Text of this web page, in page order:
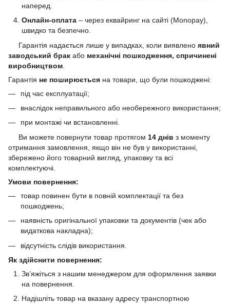
наперед.
Онлайн-оплата – через еквайринг на сайті (Monopay),
швидко та безпечно.
Гарантія надається лише у випадках, коли виявлено явний
заводський брак або механічні пошкодження, спричинені
виробництвом
Гарантія не поширюється на товари, що були пошкоджені:
під час експлуатації;
внаслідок неправильного або необережного використання;
при монтажі чи встановленні.
Ви можете повернути товар протягом 14 днів з моменту
отримання замовлення, якщо він не був у використанні,
збережено його товарний вигляд, упаковку та всі
комплектуючі.
Умови повернення:
товар повинен бути в повній комплектації та без
пошкоджень;
наявність оригінальної упаковки та документів (чек або
видаткова накладна);
відсутність слідів використання.
Як здійснити повернення:
Зв’яжіться з нашим менеджером для оформлення заявки
на повернення.
Надішліть товар на вказану адресу транспортною